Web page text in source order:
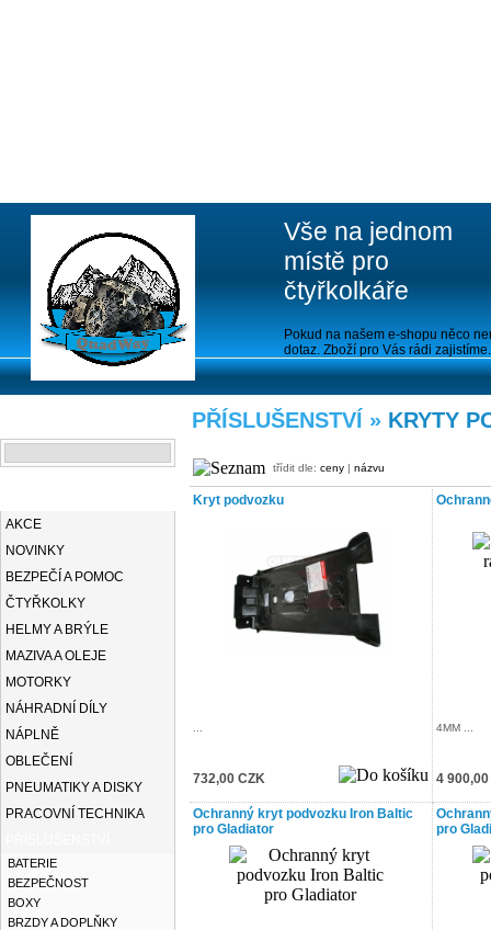
Pokud na našem e-shopu něco
dotaz. Zboží pro Vás rádi zajistíme.
Vše na jednom
místě pro
čtyřkolkáře
AKCE
NOVINKY
BEZPEČÍ A POMOC
ČTYŘKOLKY
HELMY A BRÝLE
MAZIVA A OLEJE
MOTORKY
NÁHRADNÍ DÍLY
NÁPLNĚ
OBLEČENÍ
PNEUMATIKY A DISKY
PRACOVNÍ TECHNIKA
BATERIE
BEZPEČNOST
BOXY
BRZDY A DOPLŇKY
PŘÍSLUŠENSTVÍ » KRYTY
třídit dle: ceny | názvu
Kryt podvozku
732,00 CZK
4MM ...
4
Ochranný kryt podvozku Iron Baltic
pro Gladiator
pro